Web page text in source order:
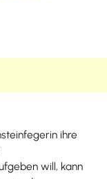
ihre
will, kann